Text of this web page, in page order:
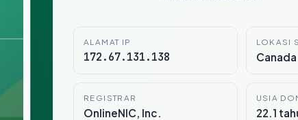
ALAMAT IP
172.67.131.138
LOKASI
Canada
REGISTRAR
OnlineNIC, Inc.
USIA
22.1